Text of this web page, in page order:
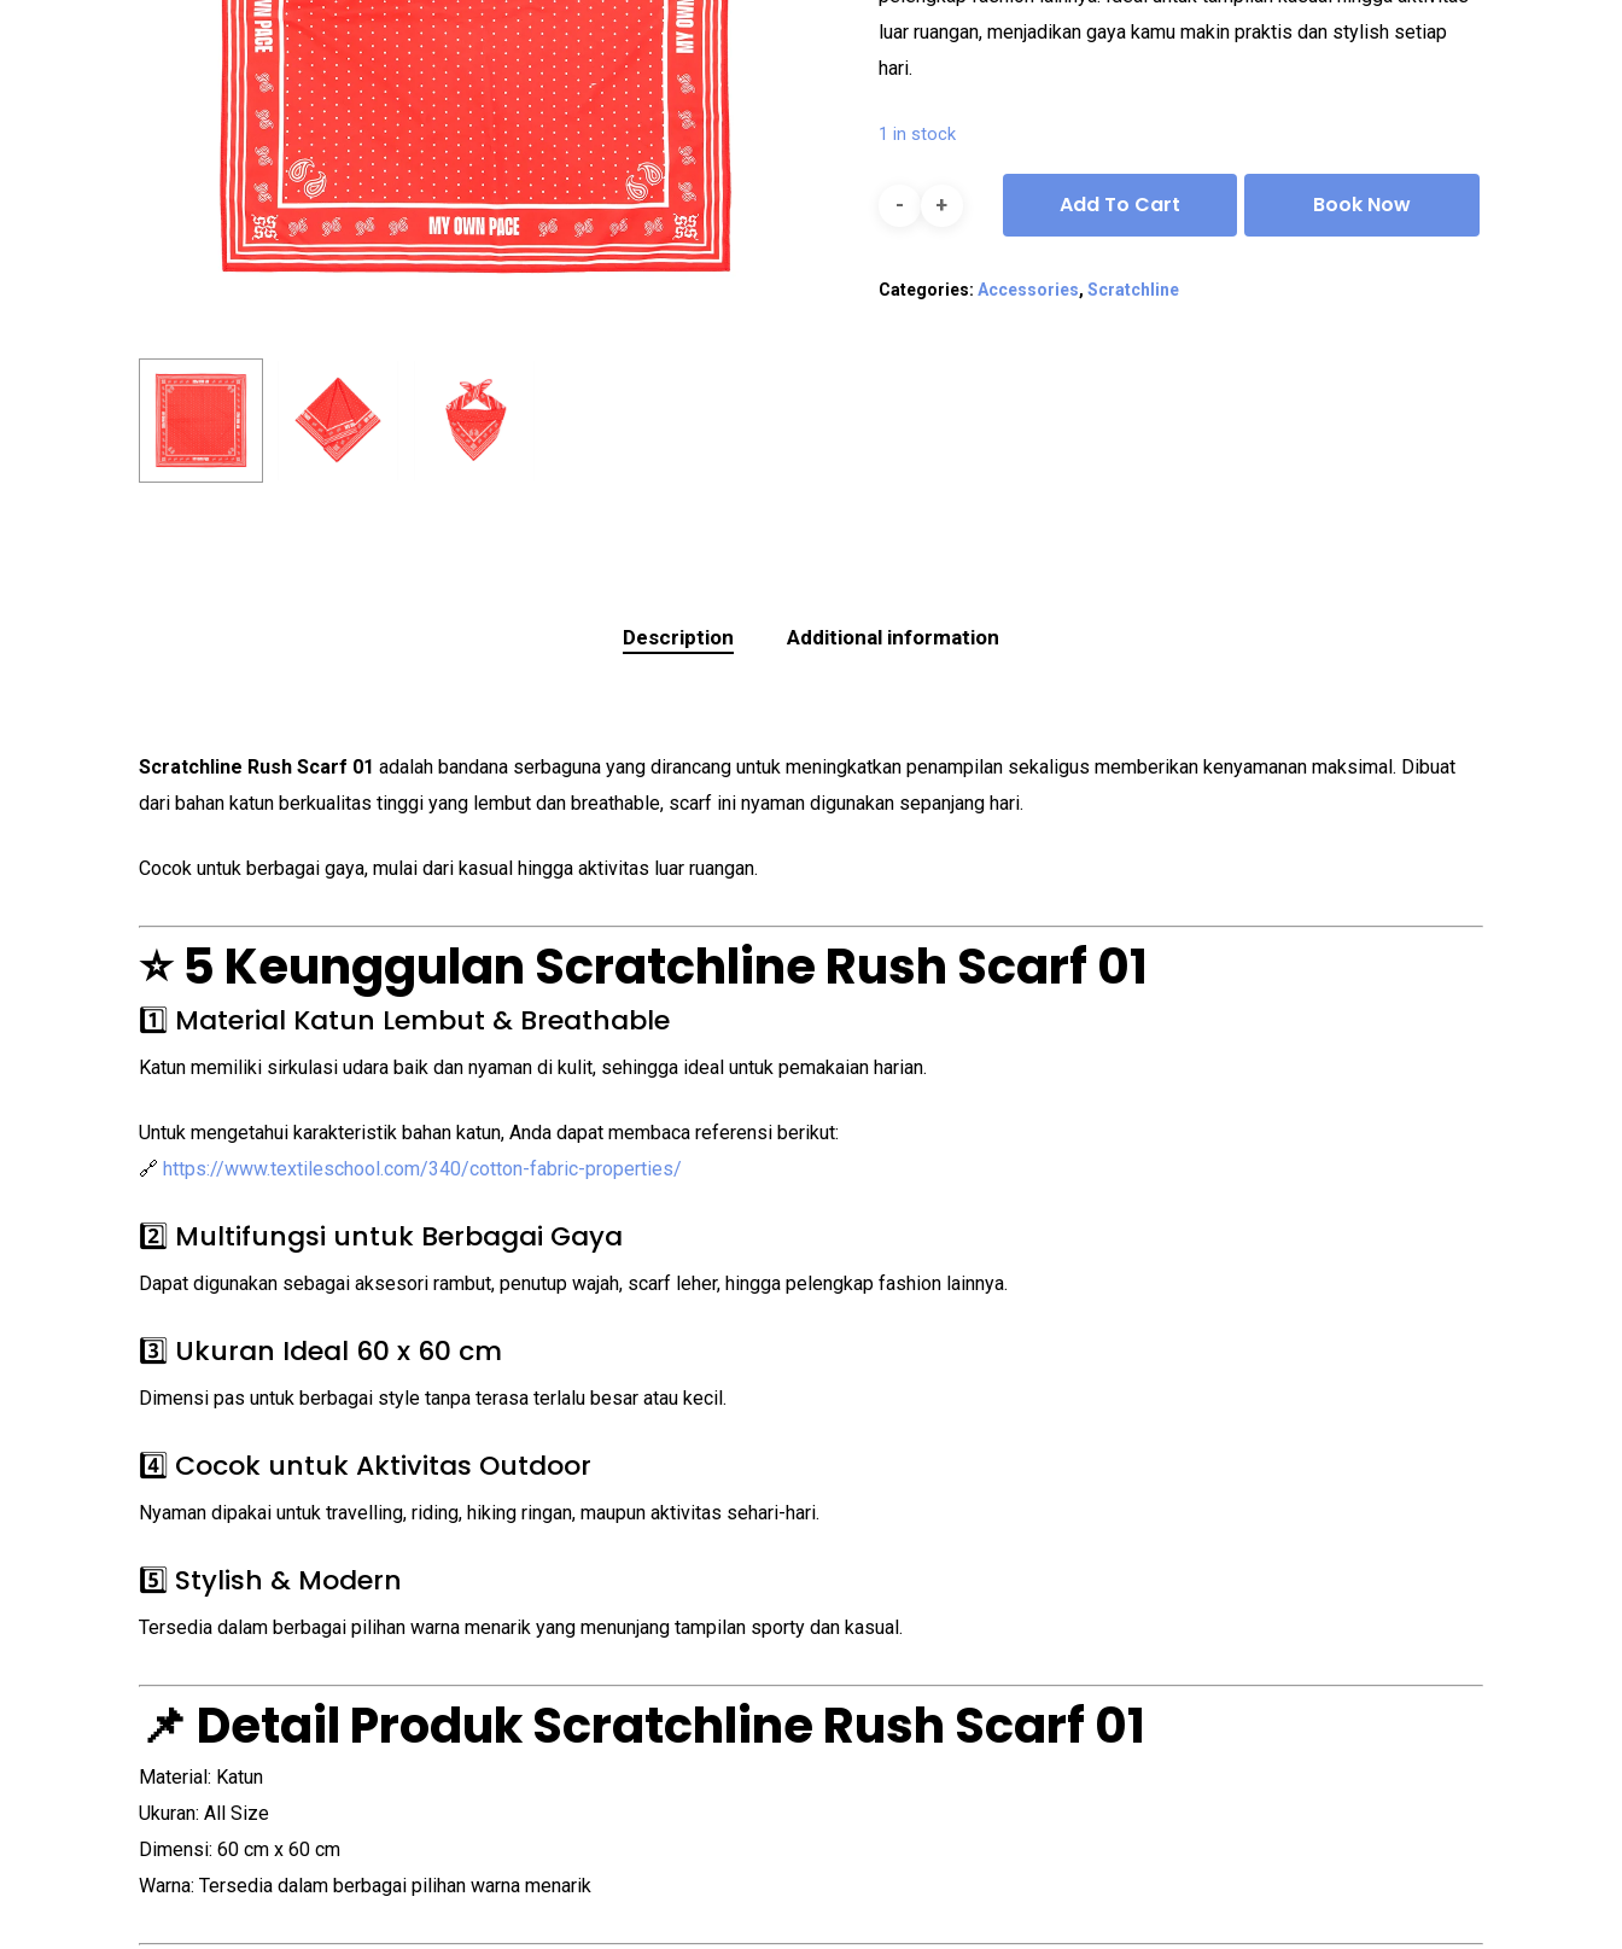
luar ruangan, menjadikan gaya kamu makin praktis dan stylish setiap
hari.
1 in stock
Add To Cart Book Now
Categories: Accessories, Scratchline
Description Additional information
Scratchline Rush Scarf 01 adalah bandana serbaguna yang dirancang untuk meningkatkan penampilan sekaligus memberikan kenyamanan maksimal. Dibuat
dari bahan katun berkualitas tinggi yang lembut dan breathable, scarf ini nyaman digunakan sepanjang hari.
Cocok untuk berbagai gaya, mulai dari kasual hingga aktivitas luar ruangan.
⭐ 5 Keunggulan Scratchline Rush Scarf 01
1️⃣ Material Katun Lembut & Breathable
Katun memiliki sirkulasi udara baik dan nyaman di kulit, sehingga ideal untuk pemakaian harian.
Untuk mengetahui karakteristik bahan katun, Anda dapat membaca referensi berikut:
🔗 https://www.textileschool.com/340/cotton-fabric-properties/
2️⃣ Multifungsi untuk Berbagai Gaya
Dapat digunakan sebagai aksesori rambut, penutup wajah, scarf leher, hingga pelengkap fashion lainnya.
3️⃣ Ukuran Ideal 60 x 60 cm
Dimensi pas untuk berbagai style tanpa terasa terlalu besar atau kecil.
4️⃣ Cocok untuk Aktivitas Outdoor
Nyaman dipakai untuk travelling, riding, hiking ringan, maupun aktivitas sehari-hari.
5️⃣ Stylish & Modern
Tersedia dalam berbagai pilihan warna menarik yang menunjang tampilan sporty dan kasual.
📌 Detail Produk Scratchline Rush Scarf 01
Material: Katun
Ukuran: All Size
Dimensi: 60 cm x 60 cm
Warna: Tersedia dalam berbagai pilihan warna menarik